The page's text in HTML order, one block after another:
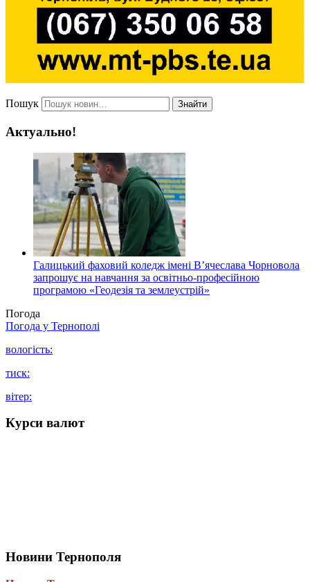
Пошук Знайти
Актуально!
Галицький фаховий коледж імені В’ячеслава Чорновола
запрошує на навчання за освітньо-професійною
програмою «Геодезія та землеустрій»
Погода
Погода у Тернополі
вологість:
тиск:
вітер:
Курси валют
Новини Тернополя